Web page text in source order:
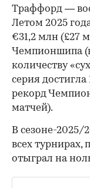
Траффорд —
Летом 2025
€31,2 млн (£27
Чемпионшипа
количеству
серия
рекорд
матчей).
В сезоне-2025/
всех турнирах,
отыграл на